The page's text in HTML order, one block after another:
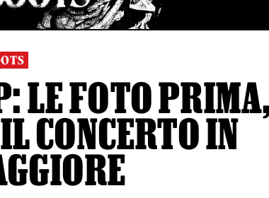
LE FOTO
CONCERTO IN